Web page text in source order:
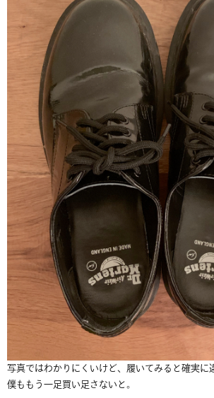
写真ではわかりにくいけど、履いてみると確実に
僕ももう一足買い足さないと。